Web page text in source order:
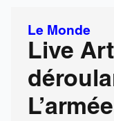
Le Monde
Live